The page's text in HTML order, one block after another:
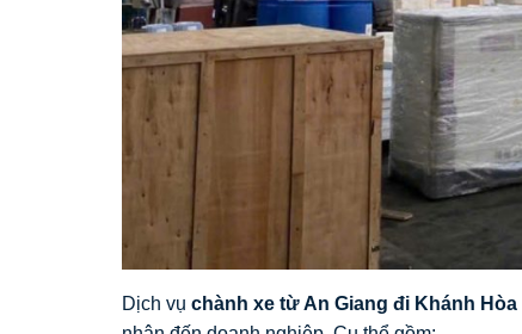
Dịch vụ chành xe từ An Giang đi Khánh Hòa